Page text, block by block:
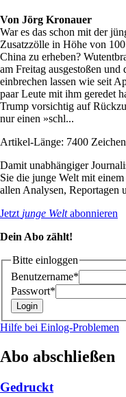
Von Jörg Kronauer
War es das schon mit der
Zusatzzölle in Höhe von
China zu erheben?
am Freitag ausgestoßen
einbrechen lassen wie seit
paar Leute mit ihm geredet
Trump vorsichtig auf
nur einen »schl...
Artikel-Länge: 7400 Zeichen
Damit unabhängiger
Sie die junge Welt mit
allen Analysen, Reportagen
Jetzt junge Weltabonnieren
Dein Abo zählt!
Bitte einloggen
Benutzername*
Passwort*
Hilfe bei Einlog-Problemen
Abo abschließen
Gedruckt